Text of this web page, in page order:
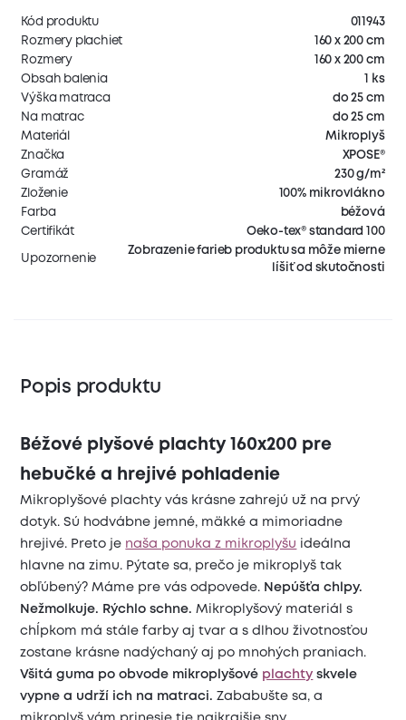
Kód produktu
011943
Rozmery plachiet
160 x 200 cm
Rozmery
160 x 200 cm
Obsah balenia
1 ks
Výška matraca
do 25 cm
Na matrac
do 25 cm
Materiál
Mikroplyš
Značka
XPOSE®
Gramáž
230 g/m²
Zloženie
100% mikrovlákno
Farba
béžová
Certifikát
Oeko-tex® standard 100
Upozornenie
Zobrazenie farieb produktu sa môže mierne
líšiť od skutočnosti
Popis produktu
Béžové plyšové plachty 160x200 pre
hebučké a hrejivé pohladenie
Mikroplyšové plachty vás krásne zahrejú už na prvý
dotyk. Sú hodvábne jemné, mäkké a mimoriadne
hrejivé. Preto je naša ponuka z mikroplyšu ideálna
hlavne na zimu. Pýtate sa, prečo je mikroplyš tak
obľúbený? Máme pre vás odpovede. Nepúšťa chlpy.
Nežmolkuje. Rýchlo schne.Mikroplyšový materiál s
chĺpkom má stále farby aj tvar a s dlhou životnosťou
zostane krásne nadýchaný aj po mnohých praniach.
Všitá guma po obvode mikroplyšové plachty skvele
vypne a udrží ich na matraci. Zababušte sa, a